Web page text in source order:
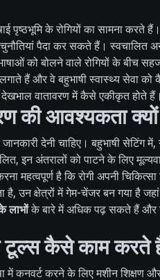
पृष्ठभूमि के रोगियों का सामना करते
पैदा कर सकते हैं। स्वचालित
को बोलने वाले रोगियों के बीच
हैं और वे बहुभाषी स्वास्थ्य सेवा
देखभाल वातावरण में कैसे एकीकृत होते हैं।
की आवश्यकता
देनी चाहिए। बहुभाषी सेटिंग
इन अंतरालों को पाटने के लिए
महत्वपूर्ण है कि रोगी अपनी
उन क्षेत्रों में गेम-चेंजर बन गया है जहां
लाभोंके बारे में अधिक पढ़ सकते हैं और
टूल्स कैसे काम करते
में कनवर्ट करने के लिए मशीन शिक्षण